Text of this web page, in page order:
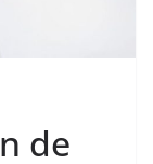
de